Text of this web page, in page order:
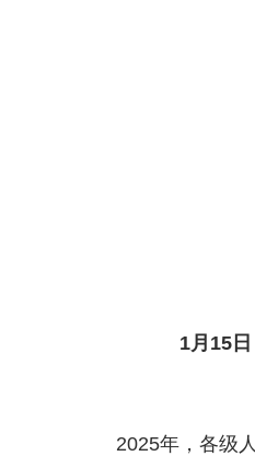
1月15
2025年，各级人